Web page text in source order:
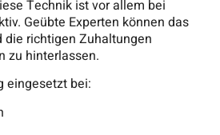
Technik ist vor allem bei
Geübte Experten können das
die richtigen Zuhaltungen
zu hinterlassen.
eingesetzt bei: